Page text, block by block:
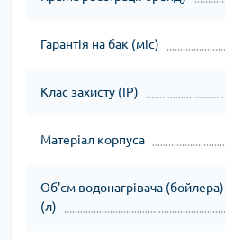
Гарантія на бак (міс)
Клас захисту (IP)
Матеріал корпуса
Об'єм водонагрівача (бойлера)
(л)